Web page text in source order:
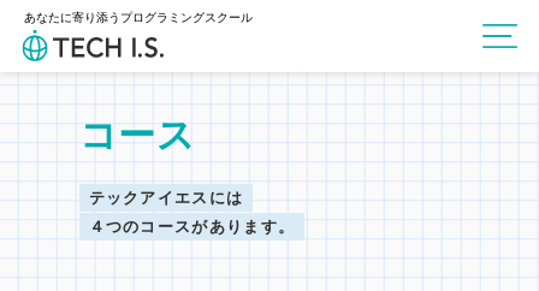
あなたに寄り添うプログラミングスクール
コース
テックアイエスには
４つのコースがあります。